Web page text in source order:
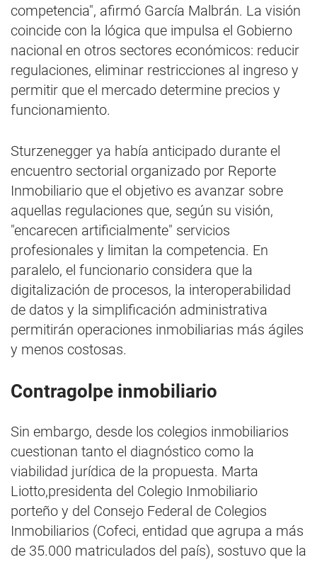
competencia", afirmó García Malbrán. La visión
coincide con la lógica que impulsa el Gobierno
nacional en otros sectores económicos: reducir
regulaciones, eliminar restricciones al ingreso y
permitir que el mercado determine precios y
funcionamiento.
Sturzenegger ya había anticipado durante el
encuentro sectorial organizado por Reporte
Inmobiliario que el objetivo es avanzar sobre
aquellas regulaciones que, según su visión,
"encarecen artificialmente" servicios
profesionales y limitan la competencia. En
paralelo, el funcionario considera que la
digitalización de procesos, la interoperabilidad
de datos y la simplificación administrativa
permitirán operaciones inmobiliarias más ágiles
y menos costosas.
Contragolpe inmobiliario
Sin embargo, desde los colegios inmobiliarios
cuestionan tanto el diagnóstico como la
viabilidad jurídica de la propuesta. Marta
Liotto,presidenta del Colegio Inmobiliario
porteño y del Consejo Federal de Colegios
Inmobiliarios (Cofeci, entidad que agrupa a más
de 35.000 matriculados del país), sostuvo que la